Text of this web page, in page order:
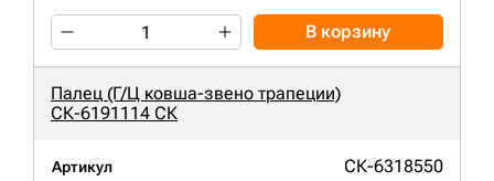
В корзину
Палец (Г/Ц ковша-звено трапеции)
СК-6191114 СК
Артикул СК-6318550